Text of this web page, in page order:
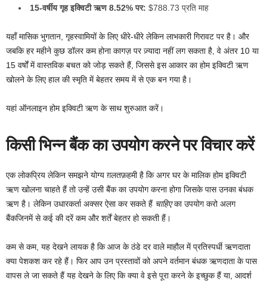
15-वर्षीय गृह इक्विटी ऋण 8.52% पर: $788.73 प्रति माह
यहाँ मासिक भुगतान, गृहस्वामियों के लिए धीरे-धीरे लेकिन लाभकारी गिरावट पर है। और
जबकि हर महीने कुछ डॉलर कम होना कागज़ पर ज़्यादा नहीं लग सकता है, वे अंतर 10 या
15 वर्षों में वास्तविक बचत को जोड़ सकते हैं, जिससे इस आकार का होम इक्विटी ऋण
खोलने के लिए हाल की स्मृति में बेहतर समय में से एक बन गया है।
यहां ऑनलाइन होम इक्विटी ऋण के साथ शुरुआत करें।
किसी भिन्न बैंक का उपयोग करने पर विचार करें
एक लोकप्रिय लेकिन समझने योग्य ग़लतफ़हमी है कि अगर घर के मालिक होम इक्विटी
ऋण खोलना चाहते हैं तो उन्हें उसी बैंक का उपयोग करना होगा जिसके पास उनका बंधक
ऋण है। लेकिन उधारकर्ता अक्सर ऐसा कर सकते हैं चाहिएका उपयोग करोअलग
बैंकजिनमें से कई की दरें कम और शर्तें बेहतर हो सकती हैं।
कम से कम, यह देखने लायक है कि आज के ठंडे दर वाले माहौल में प्रतिस्पर्धी ऋणदाता
क्या पेशकश कर रहे हैं। फिर आप उन प्रस्तावों को अपने वर्तमान बंधक ऋणदाता के पास
वापस ले जा सकते हैं यह देखने के लिए कि क्या वे इसे पूरा करने के इच्छुक हैं या, आदर्श